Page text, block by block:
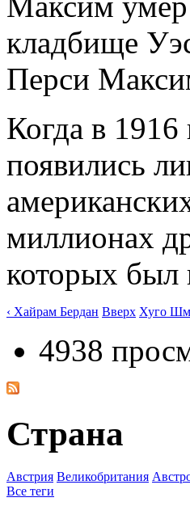
кладбище
Перси
Когда в
появились
миллионах
которых был
‹ Хайрам Бердан Вверх Хуго
4938
Страна
Австрия Великобритания
Все теги